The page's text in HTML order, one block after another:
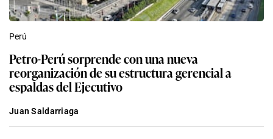
Perú
Petro-Perú sorprende con una nueva
reorganización de su estructura gerencial a
espaldas del Ejecutivo
Juan Saldarriaga